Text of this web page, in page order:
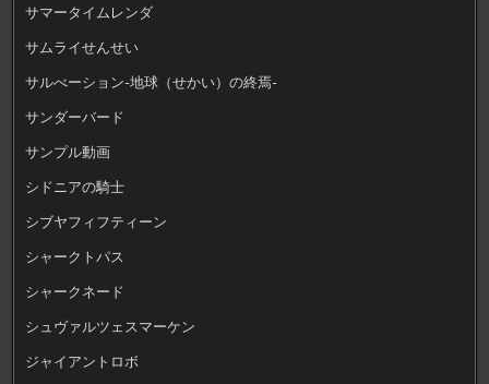
サマータイムレンダ
サムライせんせい
サルべーション-地球（せかい）の終焉-
サンダーバード
サンプル動画
シドニアの騎士
シブヤフィフティーン
シャークトパス
シャークネード
シュヴァルツェスマーケン
ジャイアントロボ